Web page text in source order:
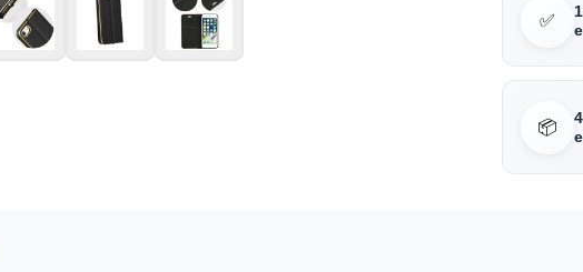
✅
📦